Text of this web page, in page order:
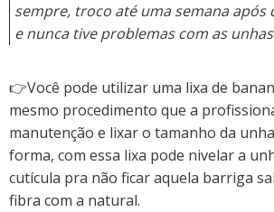
sempre, troco até uma semana após
e nunca tive problemas com as
👉Você pode utilizar uma lixa de
mesmo procedimento que a
manutenção e lixar o tamanho da
forma, com essa lixa pode nivelar a
cutícula pra não ficar aquela barriga
fibra com a natural.